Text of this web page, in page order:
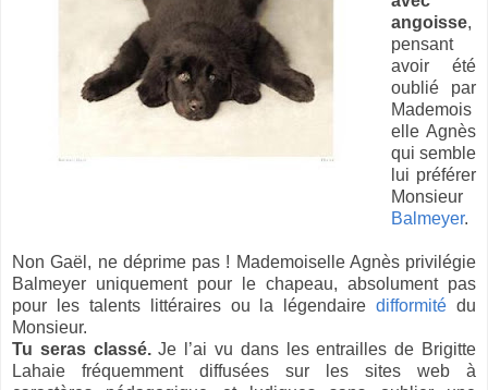
angoisse,
pensant
avoir été
oublié par
Mademois
elle Agnès
qui semble
lui préférer
Monsieur
Balmeyer.
Non Gaël, ne déprime pas ! Mademoiselle Agnès privilégie
Balmeyer uniquement pour le chapeau, absolument pas
pour les talents littéraires ou la légendairedifformité du
Monsieur.
Tu seras classé.Je l’ai vu dans les entrailles de Brigitte
Lahaie fréquemment diffusées sur les sites web à